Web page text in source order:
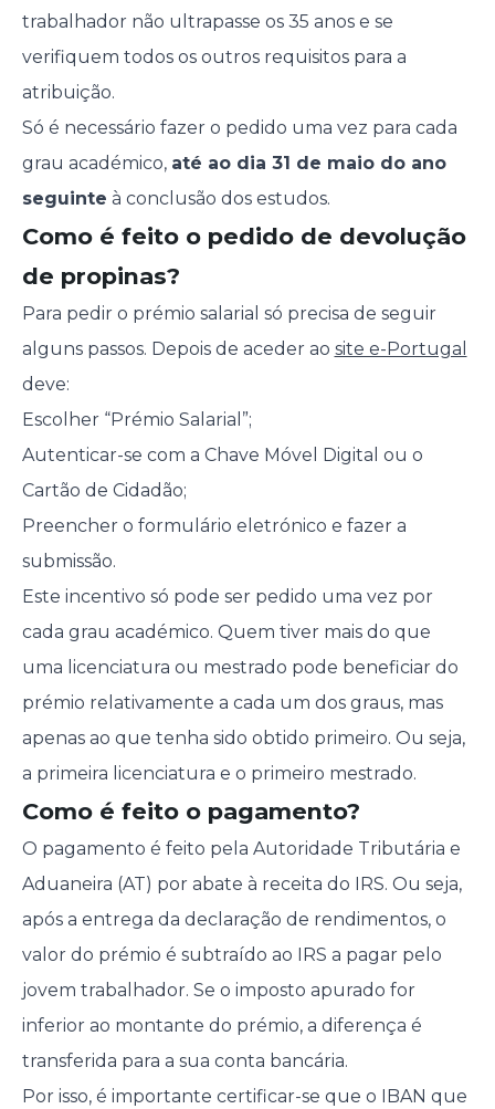
trabalhador não ultrapasse os 35 anos e se
verifiquem todos os outros requisitos para a
atribuição.
Só é necessário fazer o pedido uma vez para cada
grau académico, até ao dia 31 de maio do ano
seguinte à conclusão dos estudos.
Como é feito o pedido de devolução
de propinas?
Para pedir o prémio salarial só precisa de seguir
alguns passos. Depois de aceder ao site e-Portugal
deve:
Escolher “Prémio Salarial”;
Autenticar-se com a Chave Móvel Digital ou o
Cartão de Cidadão;
Preencher o formulário eletrónico e fazer a
submissão.
Este incentivo só pode ser pedido uma vez por
cada grau académico. Quem tiver mais do que
uma licenciatura ou mestrado pode beneficiar do
prémio relativamente a cada um dos graus, mas
apenas ao que tenha sido obtido primeiro. Ou seja,
a primeira licenciatura e o primeiro mestrado.
Como é feito o pagamento?
O pagamento é feito pela Autoridade Tributária e
Aduaneira (AT) por abate à receita do IRS. Ou seja,
após a entrega da declaração de rendimentos, o
valor do prémio é subtraído ao IRS a pagar pelo
jovem trabalhador. Se o imposto apurado for
inferior ao montante do prémio, a diferença é
transferida para a sua conta bancária.
Por isso, é importante certificar-se que o IBAN que